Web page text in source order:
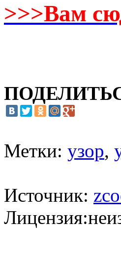
>>>Вам
Метки: узор,
Источник: